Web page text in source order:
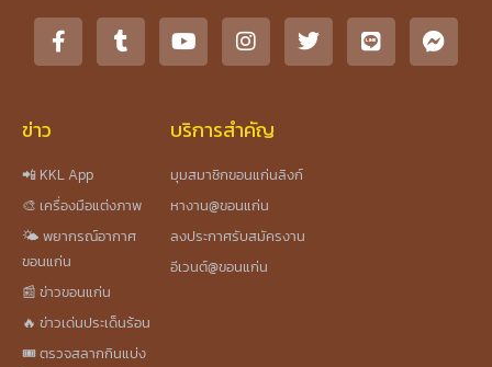
ข่าว
📲 KKL App
🎨 เครื่องมือแต่งภาพ
🌤️ พยากรณ์อากาศ
ขอนแก่น
📰 ข่าวขอนแก่น
🔥 ข่าวเด่นประเด็นร้อน
🎟️ ตรวจสลากกินแบ่ง
บริการสำคัญ
มุมสมาชิกขอนแก่นลิงก์
หางาน@ขอนแก่น
ลงประกาศรับสมัครงาน
อีเวนต์@ขอนแก่น